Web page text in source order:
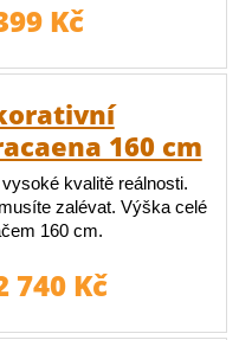
Kč
160 cm
kvalitě reálnosti.
zalévat. Výška celé
160 cm.
740 Kč